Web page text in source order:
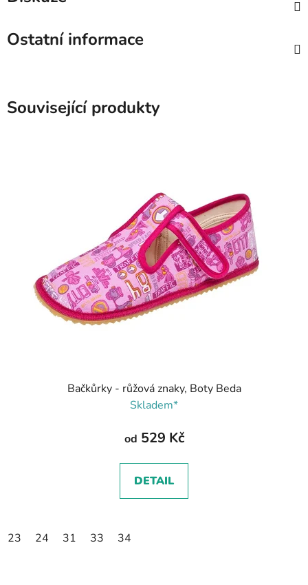
Ostatní informace
Související produkty
Bačkůrky - růžová znaky, Boty Beda
Skladem*
od 529 Kč
DETAIL
23 24 31 33 34